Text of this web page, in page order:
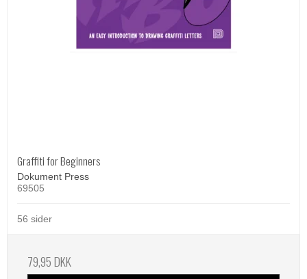
Graffiti for Beginners
Dokument Press
69505
56 sider
79,95 DKK